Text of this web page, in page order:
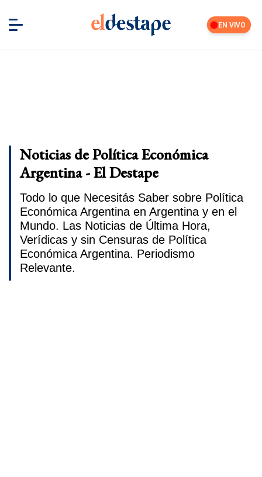
EN VIVO
Noticias de Política Económica
Argentina - El Destape
Todo lo que Necesitás Saber sobre Política
Económica Argentina en Argentina y en el
Mundo. Las Noticias de Última Hora,
Verídicas y sin Censuras de Política
Económica Argentina. Periodismo
Relevante.